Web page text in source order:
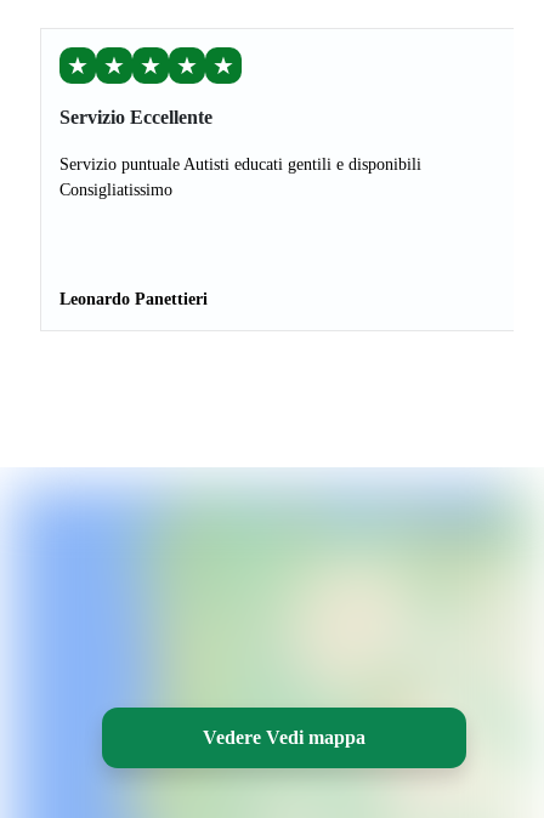
★ ★ ★ ★ ★
Servizio Eccellente
Servizio puntuale Autisti educati gentili e disponibili
Consigliatissimo
Leonardo Panettieri
Vedere Vedi mappa